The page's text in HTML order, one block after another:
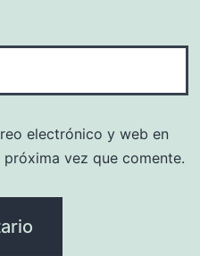
electrónico y web en
vez que comente.